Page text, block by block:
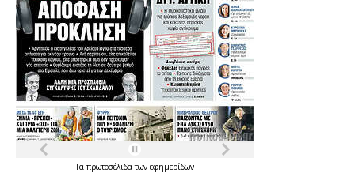
Τα πρωτοσέλιδατων εφημερίδων